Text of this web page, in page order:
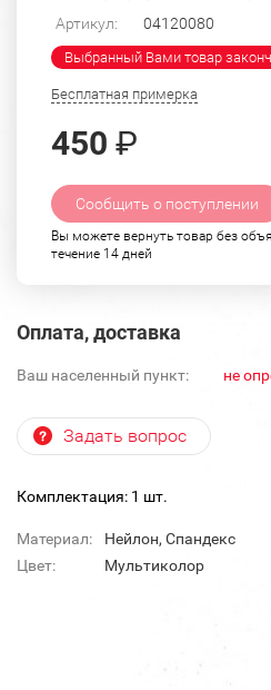
Артикул: 04120080
Выбранный Вами товар
Бесплатная примерка
450 ₽
Сообщить о поступлении
Вы можете вернуть товар без
течение 14 дней
Оплата, доставка
Ваш населенный пункт: не
Задать вопрос
Комплектация: 1 шт.
Материал:
Нейлон, Спандекс
Цвет:
Мультиколор